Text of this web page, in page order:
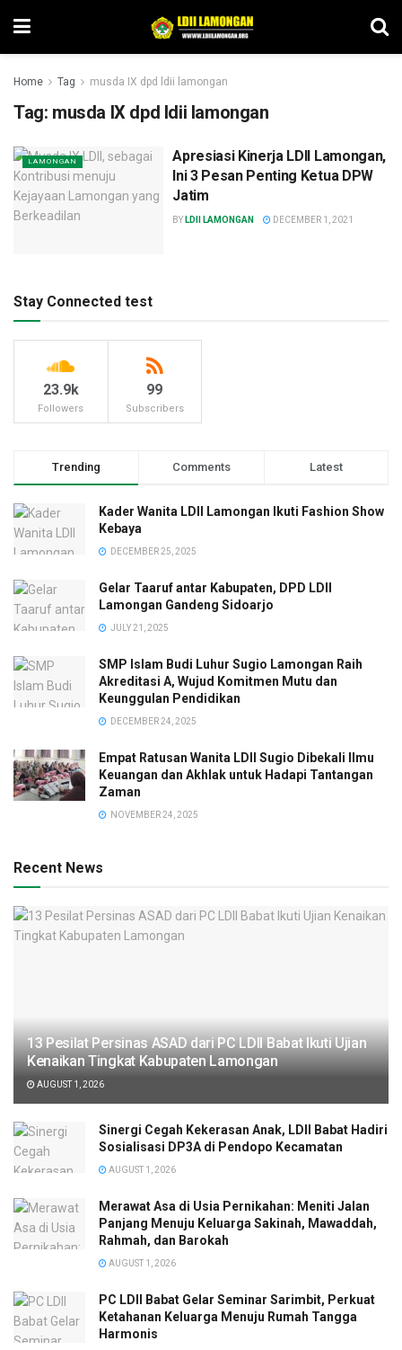
Home Tag musda IX dpd ldii lamongan
Tag: musda IX dpd ldii lamongan
LAMONGAN
Apresiasi Kinerja LDII Lamongan,
Ini 3 Pesan Penting Ketua DPW
Jatim
BY LDII LAMONGAN DECEMBER 1, 2021
Stay Connected test
23.9k
Followers
99
Subscribers
Trending Comments Latest
Kader Wanita LDII Lamongan Ikuti Fashion Show
Kebaya
DECEMBER 25, 2025
Gelar Taaruf antar Kabupaten, DPD LDII
Lamongan Gandeng Sidoarjo
JULY 21, 2025
SMP Islam Budi Luhur Sugio Lamongan Raih
Akreditasi A, Wujud Komitmen Mutu dan
Keunggulan Pendidikan
DECEMBER 24, 2025
Empat Ratusan Wanita LDII Sugio Dibekali Ilmu
Keuangan dan Akhlak untuk Hadapi Tantangan
Zaman
NOVEMBER 24, 2025
Recent News
13 Pesilat Persinas ASAD dari PC LDII Babat Ikuti Ujian
Kenaikan Tingkat Kabupaten Lamongan
AUGUST 1, 2026
Sinergi Cegah Kekerasan Anak, LDII Babat Hadiri
Sosialisasi DP3A di Pendopo Kecamatan
AUGUST 1, 2026
Merawat Asa di Usia Pernikahan: Meniti Jalan
Panjang Menuju Keluarga Sakinah, Mawaddah,
Rahmah, dan Barokah
AUGUST 1, 2026
PC LDII Babat Gelar Seminar Sarimbit, Perkuat
Ketahanan Keluarga Menuju Rumah Tangga
Harmonis